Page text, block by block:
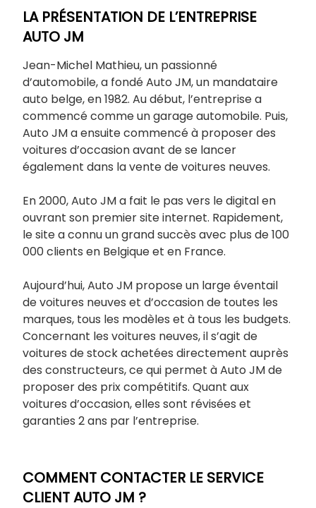
LA PRÉSENTATION DE L’ENTREPRISE
AUTO JM
Jean-Michel Mathieu, un passionné
d’automobile, a fondé Auto JM, un mandataire
auto belge, en 1982. Au début, l’entreprise a
commencé comme un garage automobile. Puis,
Auto JM a ensuite commencé à proposer des
voitures d’occasion avant de se lancer
également dans la vente de voitures neuves.
En 2000, Auto JM a fait le pas vers le digital en
ouvrant son premier site internet. Rapidement,
le site a connu un grand succès avec plus de 100
000 clients en Belgique et en France.
Aujourd’hui, Auto JM propose un large éventail
de voitures neuves et d’occasion de toutes les
marques, tous les modèles et à tous les budgets.
Concernant les voitures neuves, il s’agit de
voitures de stock achetées directement auprès
des constructeurs, ce qui permet à Auto JM de
proposer des prix compétitifs. Quant aux
voitures d’occasion, elles sont révisées et
garanties 2 ans par l’entreprise.
COMMENT CONTACTER LE SERVICE
CLIENT AUTO JM ?